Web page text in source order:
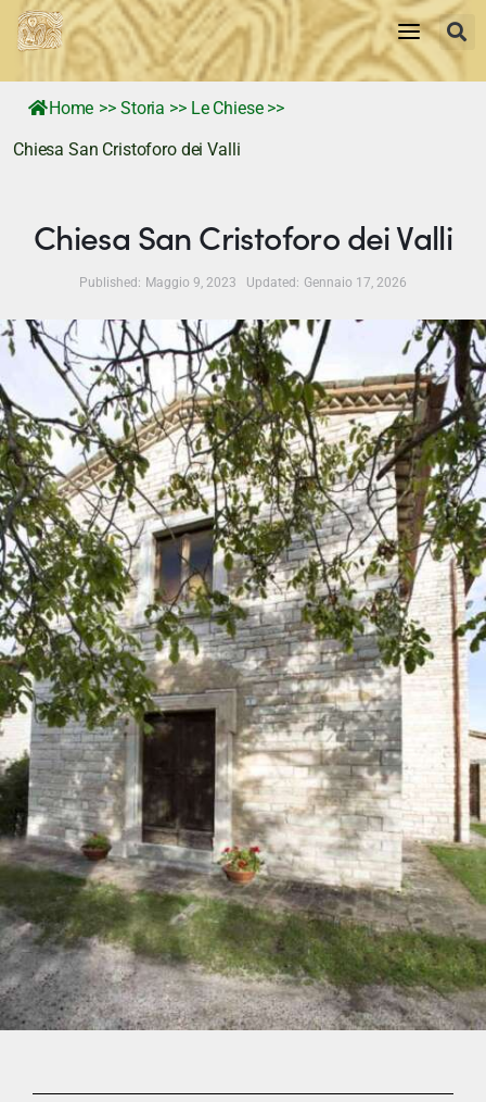
Home
Territorio
Memorie Visive
News
Home >> Storia >> Le Chiese >>
Chiesa San Cristoforo dei Valli
Chiesa San Cristoforo dei Valli
Published: Maggio 9, 2023 Updated: Gennaio 17, 2026